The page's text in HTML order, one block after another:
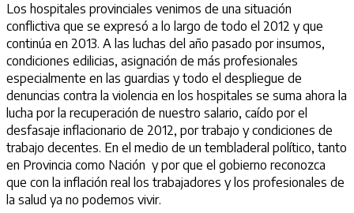
Los hospitales provinciales venimos de una situación
conflictiva que se expresó a lo largo de todo el 2012 y que
continúa en 2013. A las luchas del año pasado por insumos,
condiciones edilicias, asignación de más profesionales
especialmente en las guardias y todo el despliegue de
denuncias contra la violencia en los hospitales se suma ahora la
lucha por la recuperación de nuestro salario, caído por el
desfasaje inflacionario de 2012, por trabajo y condiciones de
trabajo decentes. En el medio de un tembladeral político, tanto
en Provincia como Nación y por que el gobierno reconozca
que con la inflación real los trabajadores y los profesionales de
la salud ya no podemos vivir.